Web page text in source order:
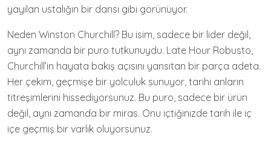
yayılan ustalığın bir dansı gibi görünüyor.
Neden Winston Churchill? Bu isim, sadece bir lider değil,
aynı zamanda bir puro tutkunuydu. Late Hour Robusto,
Churchill’in hayata bakış açısını yansıtan bir parça adeta.
Her çekim, geçmişe bir yolculuk sunuyor, tarihi anların
titreşimlerini hissediyorsunuz. Bu puro, sadece bir ürün
değil, aynı zamanda bir miras. Onu içtiğinizde tarih ile iç
içe geçmiş bir varlık oluyorsunuz.